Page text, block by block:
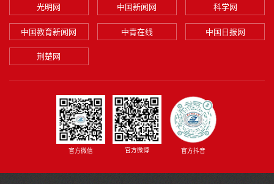
光明网 中国新闻网 科学网
中国教育新闻网 中青在线 中国日报网
荆楚网
官方微信 官方微博 官方抖音